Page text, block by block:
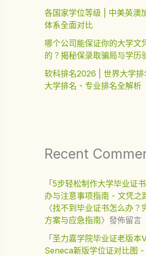
各国家学位等级 | 中美英澳
体系全面对比
哪个公司能保证你的大学文
的？揭秘保录取骗局与学历
软科排名2026 | 世界大学排
大学排名、专业排名全解析
Recent
「5步轻松制作大学毕业证
办与注意事项指南 - 文凭之
〈找不到毕业证书怎么办？
方案与应急指南〉發佈留言
「圣力嘉学院毕业证老版本
Seneca新版学位证对比图 -